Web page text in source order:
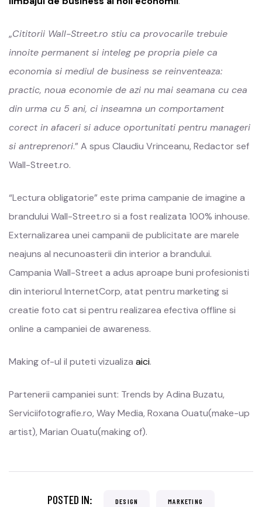
„Cititorii Wall-Street.ro stiu ca provocarile trebuie
innoite permanent si inteleg pe propria piele ca
economia si mediul de business se reinventeaza:
practic, noua economie de azi nu mai seamana cu cea
din urma cu 5 ani, ci inseamna un comportament
corect in afaceri si aduce oportunitati pentru manageri
si antreprenori.” A spus Claudiu Vrinceanu, Redactor sef
Wall-Street.ro.
“Lectura obligatorie” este prima campanie de imagine a
brandului Wall-Street.ro si a fost realizata 100% inhouse.
Externalizarea unei campanii de publicitate are marele
neajuns al necunoasterii din interior a brandului.
Campania Wall-Street a adus aproape buni profesionisti
din interiorul InternetCorp, atat pentru marketing si
creatie foto cat si pentru realizarea efectiva offline si
online a campaniei de awareness.
Making of-ul il puteti vizualiza aici.
Partenerii campaniei sunt: Trends by Adina Buzatu,
Serviciifotografie.ro, Way Media, Roxana Ouatu(make-up
artist), Marian Ouatu(making of).
POSTED IN: DESIGN MARKETING